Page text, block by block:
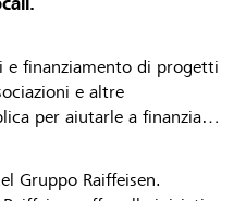
e finanziamento di progetti
e altre
per aiutarle a finanziare
Gruppo Raiffeisen.